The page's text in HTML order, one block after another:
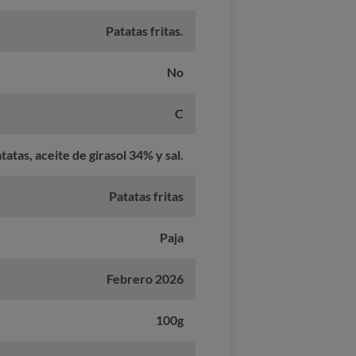
Patatas fritas.
No
C
aceite de girasol 34% y sal.
Patatas fritas
Paja
Febrero 2026
100g